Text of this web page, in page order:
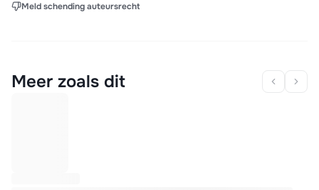
Meld schending auteursrecht
Meer zoals dit